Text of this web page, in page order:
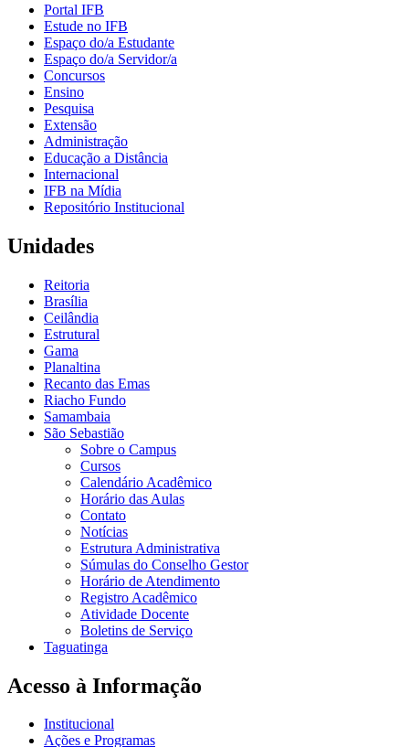
Portal IFB
Estude no IFB
Espaço do/a Estudante
Espaço do/a Servidor/a
Concursos
Ensino
Pesquisa
Extensão
Administração
Educação a Distância
Internacional
IFB na Mídia
Repositório Institucional
Unidades
Reitoria
Brasília
Ceilândia
Estrutural
Gama
Planaltina
Recanto das Emas
Riacho Fundo
Samambaia
São Sebastião
Sobre o Campus
Cursos
Calendário Acadêmico
Horário das Aulas
Contato
Notícias
Estrutura Administrativa
Súmulas do Conselho Gestor
Horário de Atendimento
Registro Acadêmico
Atividade Docente
Boletins de Serviço
Taguatinga
Acesso à Informação
Institucional
Ações e Programas